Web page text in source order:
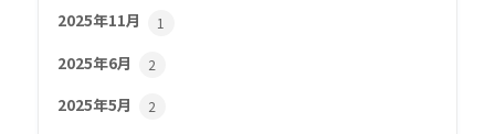
2025年11月 1
2025年6月 2
2025年5月 2